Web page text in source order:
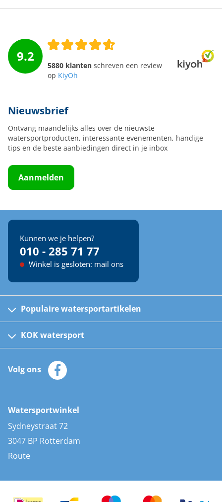
9.2
5880 klanten schreven een review
op KiyOh
Nieuwsbrief
Ontvang maandelijks alles over de nieuwste
watersportproducten, interessante evenementen, handige
tips en de beste aanbiedingen direct in je inbox
Aanmelden
Kunnen we je helpen?
010 - 285 71 77
Winkel is gesloten: mail ons
Populaire watersportartikelen
Kinder reddingsvesten
Automatische reddingsvesten
Zeilkleding
Zonnepanelen
AIS transponders
Stootwillen en fenders
Bootkussens
Zwemtrappen
KOK watersport
Klantenservice
Merken
Volg ons
Watersportwinkel
Sydneystraat 72
3047 BP Rotterdam
Route